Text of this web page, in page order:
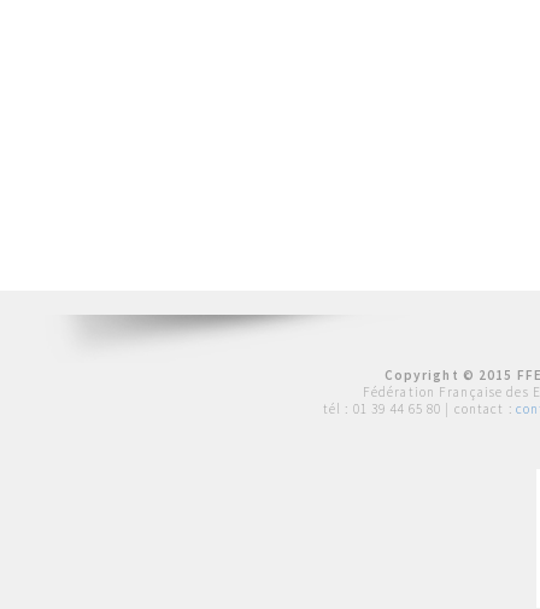
Copyright © 2015
Fédération Française des
tél : 01 39 44 65 80 | contact :